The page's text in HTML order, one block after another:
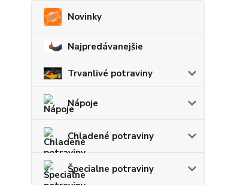
Novinky
Najpredávanejšie
Trvanlivé potraviny
Nápoje
Chladené potraviny
Špecialne potraviny